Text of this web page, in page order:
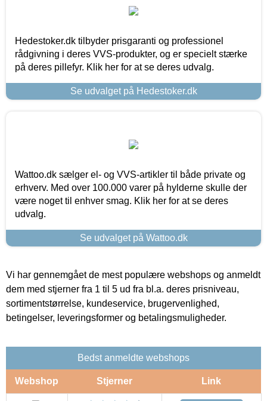
Hedestoker.dk tilbyder prisgaranti og professionel
rådgivning i deres VVS-produkter, og er specielt stærke
på deres pillefyr. Klik her for at se deres udvalg.
Se udvalget på Hedestoker.dk
Wattoo.dk sælger el- og VVS-artikler til både private og
erhverv. Med over 100.000 varer på hylderne skulle der
være noget til enhver smag. Klik her for at se deres
udvalg.
Se udvalget på Wattoo.dk
Vi har gennemgået de mest populære webshops og anmeldt
dem med stjerner fra 1 til 5 ud fra bl.a. deres prisniveau,
sortimentstørrelse, kundeservice, brugervenlighed,
betingelser, leveringsformer og betalingsmuligheder.
Bedst anmeldte webshops
Webshop Stjerner Link